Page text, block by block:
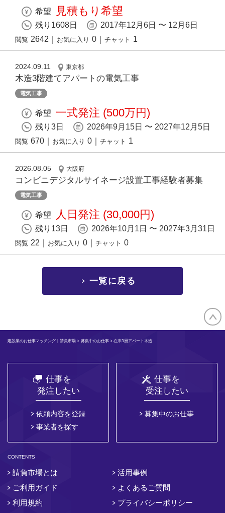
希望 見積もり希望
残り1608日 2017年12月6日 〜 12月6日
閲覧 2642 お気に入り 0 チャット 1
2024.09.11 東京都
木造3階建てアパートの電気工事
電気工事
希望 一式発注 (500万円)
残り3日 2026年9月15日 〜 2027年12月5日
閲覧 670 お気に入り 0 チャット 1
2026.08.05 大阪府
コンビニデジタルサイネージ設置工事経験者募集
電気工事
希望 人日発注 (30,000円)
残り13日 2026年10月1日 〜 2027年3月31日
閲覧 22 お気に入り 0 チャット 0
一覧に戻る
建設業のお仕事マッチング｜請負市場 > 募集中のお仕事> 在来3層アパート木造
仕事を
発注したい
依頼内容を登録
事業者を探す
仕事を
受注したい
募集中のお仕事
CONTENTS
請負市場とは
活用事例
ご利用ガイド
よくあるご質問
利用規約
プライバシーポリシー